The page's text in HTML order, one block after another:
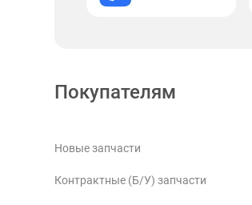
Покупателям
Новые запчасти
Контрактные (Б/У) запчасти